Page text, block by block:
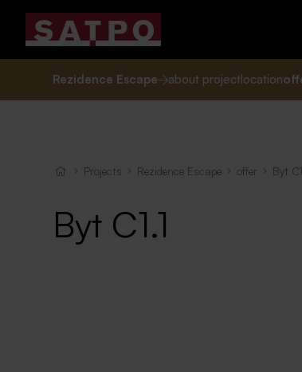
Rezidence Escape about projectlocation
Projects Rezidence Escape offer Byt
Byt C1.1